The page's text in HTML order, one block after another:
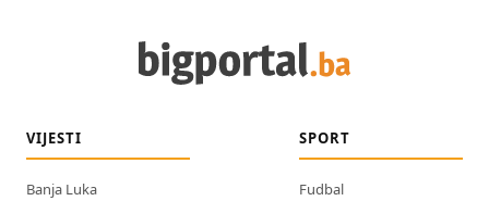
VIJESTI
Banja Luka
SPORT
Fudbal